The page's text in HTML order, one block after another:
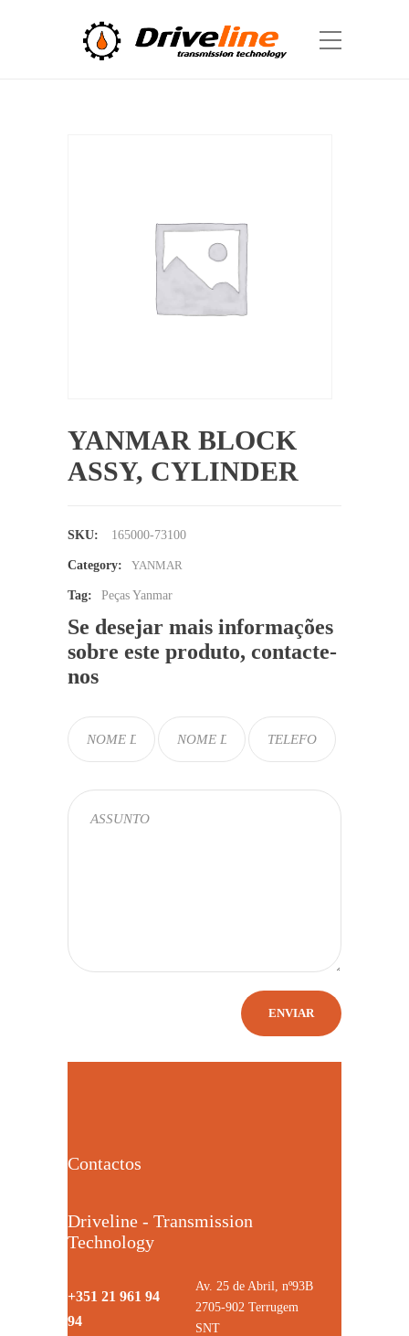
YANMAR BLOCK
ASSY, CYLINDER
SKU: 165000-73100
Category: YANMAR
Tag: Peças Yanmar
Se desejar mais informações
sobre este produto, contacte-
nos
Contactos
Driveline - Transmission
Technology
+351 21 961 94
94
Av. 25 de Abril, nº93B
2705-902 Terrugem
SNT